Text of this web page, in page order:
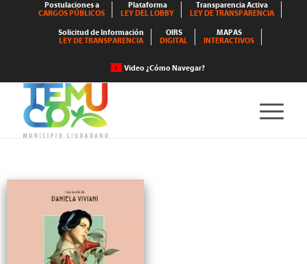
Postulaciones a
CARGOS PÚBLICOS
Plataforma
LEY DEL LOBBY
Transparencia Activa
LEY DE TRANSPARENCIA
Solicitud de Información
LEY DE TRANSPARENCIA
OIRS
DIGITAL
MAPAS
INTERACTIVOS
Video ¿Cómo Navegar?